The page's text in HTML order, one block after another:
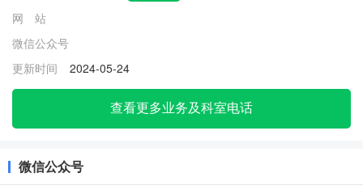
网 站
微信公众号
更新时间
2024-05-24
查看更多业务及科室电话
微信公众号